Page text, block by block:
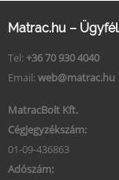
Matrac.hu –
Tel: +36 70 930 4040
Email: web@matrac.hu
MatracBolt Kft.
Cégjegyzékszám:
01-09-436863
Adószám: